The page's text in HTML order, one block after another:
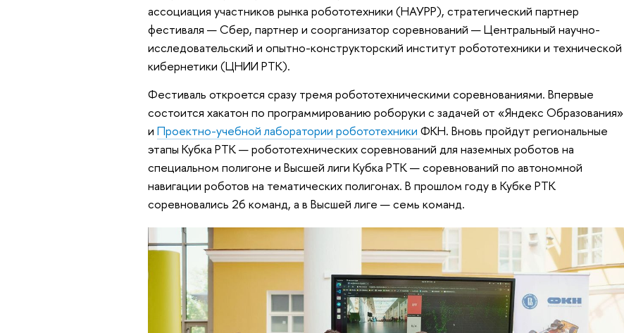
ассоциация участников рынка робототехники (НАУРР), стратегический партнер
фестиваля — Сбер, партнер и соорганизатор соревнований — Центральный научно-
исследовательский и опытно-конструкторский институт робототехники и технической
кибернетики (ЦНИИ РТК).
Фестиваль откроется сразу тремя робототехническими соревнованиями. Впервые
состоится хакатон по программированию роборуки с задачей от «Яндекс Образования»
и Проектно-учебной лаборатории робототехники ФКН. Вновь пройдут региональные
этапы Кубка РТК — робототехнических соревнований для наземных роботов на
специальном полигоне и Высшей лиги Кубка РТК — соревнований по автономной
навигации роботов на тематических полигонах. В прошлом году в Кубке РТК
соревновались 26 команд, а в Высшей лиге — семь команд.